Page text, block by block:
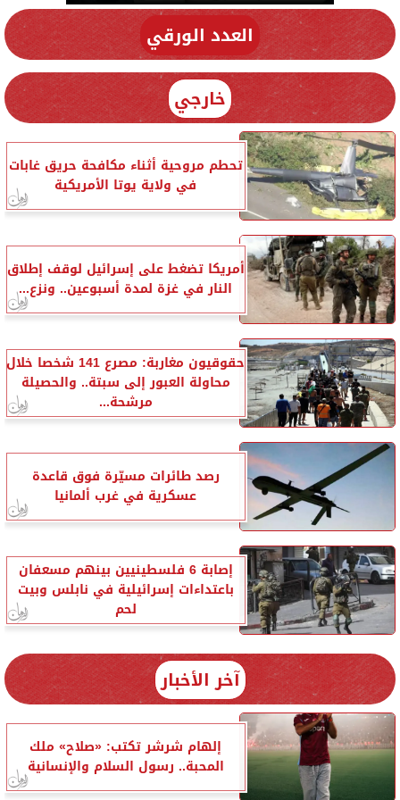
العدد الورقي
خارجي
تحطم مروحية أثناء مكافحة حريق غابات
في ولاية يوتا الأمريكية
أمريكا تضغط على إسرائيل لوقف إطلاق
النار في غزة لمدة أسبوعين.. ونزع...
حقوقيون مغاربة: مصرع 141 شخصا خلال
محاولة العبور إلى سبتة.. والحصيلة
مرشحة...
رصد طائرات مسيّرة فوق قاعدة
عسكرية في غرب ألمانيا
إصابة 6 فلسطينيين بينهم مسعفان
باعتداءات إسرائيلية في نابلس وبيت
لحم
آخر الأخبار
إلهام شرشر تكتب: «صلاح» ملك
المحبة.. رسول السلام والإنسانية